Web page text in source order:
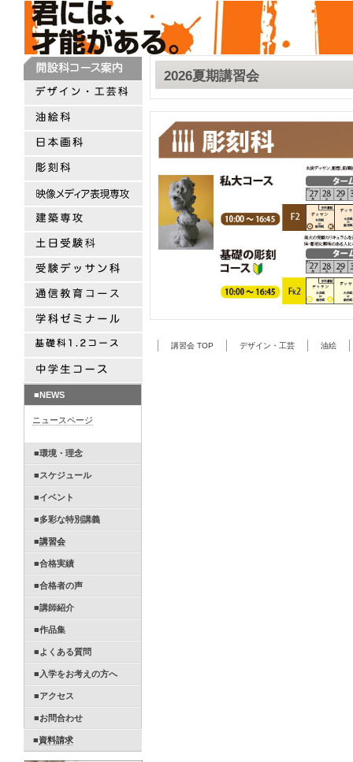
2026夏期講習会
講習会 TOP デザイン・工芸 油絵
■NEWS
ニュースページ
■環境・理念
■スケジュール
■イベント
■多彩な特別講義
■講習会
■合格実績
■合格者の声
■講師紹介
■作品集
■よくある質問
■入学をお考えの方へ
■アクセス
■お問合わせ
■資料請求